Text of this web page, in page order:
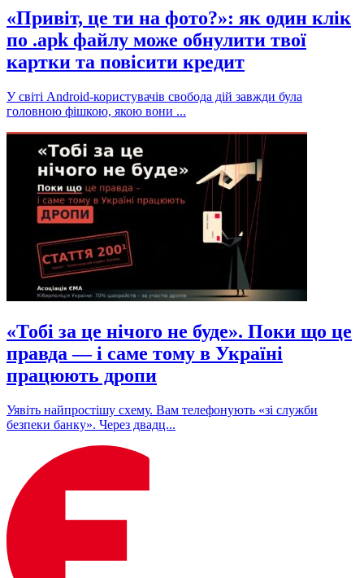
«Привіт, це ти на фото?»: як один клік
по .apk файлу може обнулити твої
картки та повісити кредит
У світі Android-користувачів свобода дій завжди була
головною фішкою, якою вони ...
«Тобі за це нічого не буде». Поки що це
правда — і саме тому в Україні
працюють дропи
Уявіть найпростішу схему. Вам телефонують «зі служби
безпеки банку». Через двадц...